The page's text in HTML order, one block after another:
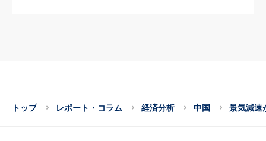
トップ レポート・コラム 経済分析 中国 景気減速